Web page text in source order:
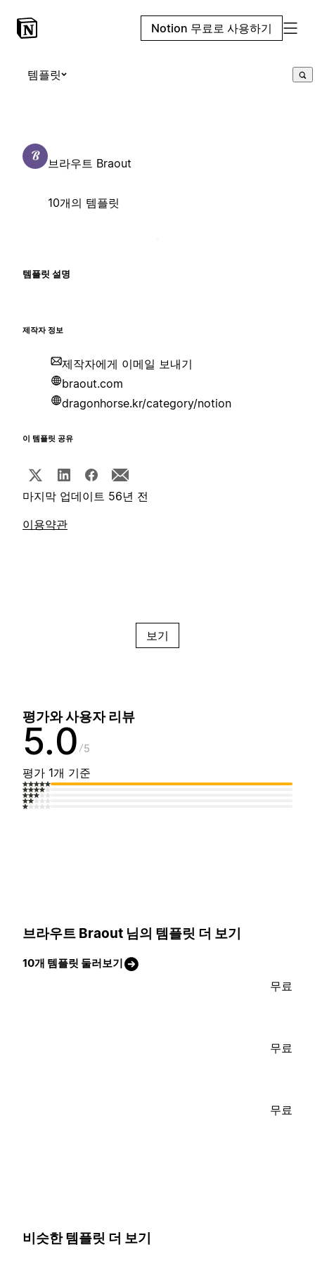
Notion 무료로 사용하기
템플릿
브라우트 Braout
10개의 템플릿
템플릿 설명
제작자 정보
제작자에게 이메일 보내기
braout.com
dragonhorse.kr/category/notion
이 템플릿 공유
마지막 업데이트 56년 전
이용약관
보기
평가와 사용자 리뷰
5.0 5
평가 1개 기준
브라우트 Braout 님의 템플릿 더 보기
10개 템플릿 둘러보기
무료
무료
무료
비슷한 템플릿 더 보기